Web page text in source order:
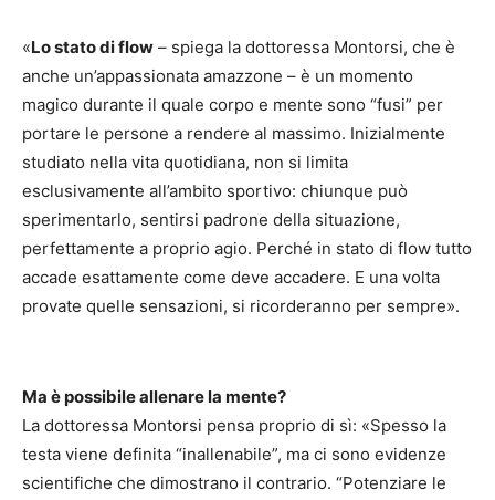
«Lo stato di flow – spiega la dottoressa Montorsi, che è
anche un’appassionata amazzone – è un momento
magico durante il quale corpo e mente sono “fusi” per
portare le persone a rendere al massimo. Inizialmente
studiato nella vita quotidiana, non si limita
esclusivamente all’ambito sportivo: chiunque può
sperimentarlo, sentirsi padrone della situazione,
perfettamente a proprio agio. Perché in stato di flow tutto
accade esattamente come deve accadere. E una volta
provate quelle sensazioni, si ricorderanno per sempre».
Ma è possibile allenare la mente?
La dottoressa Montorsi pensa proprio di sì: «Spesso la
testa viene definita “inallenabile”, ma ci sono evidenze
scientifiche che dimostrano il contrario. “Potenziare le